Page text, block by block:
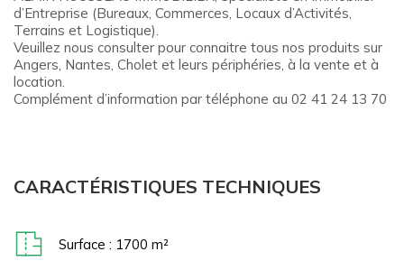
d’Entreprise (Bureaux, Commerces, Locaux d’Activités,
Terrains et Logistique).
Veuillez nous consulter pour connaitre tous nos produits sur
Angers, Nantes, Cholet et leurs périphéries, à la vente et à
location.
Complément d’information par téléphone au 02 41 24 13 70
CARACTÉRISTIQUES TECHNIQUES
Surface : 1700 m²